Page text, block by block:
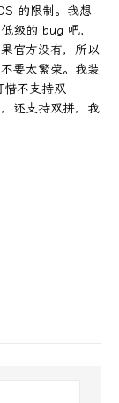
的限制。我想
级的 bug 吧，
官方没有，所以
要太繁荣。我装
惜不支持双
还支持双拼，我